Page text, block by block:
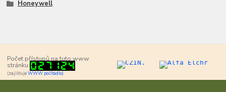
Honeywell
Počet přístupů na tuto www
stránku:
(zajišťujeWWW počítadlo)